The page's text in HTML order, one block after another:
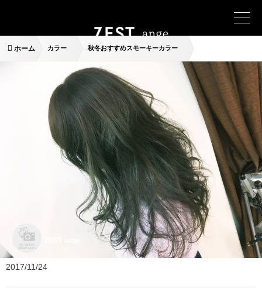
ホーム カラー 秋冬おすすめスモーキーカラー
2017/11/24